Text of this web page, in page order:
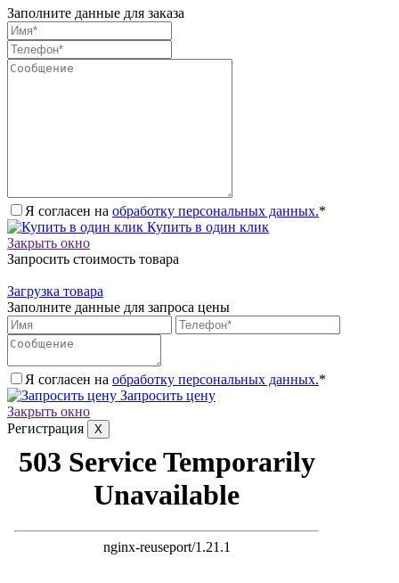
Заполните данные для заказа
Я согласен на обработку персональных данных.*
Купить в один клик
Закрыть окно
Запросить стоимость товара
Загрузка товара
Заполните данные для запроса цены
Я согласен на обработку персональных данных.*
Запросить цену
Закрыть окно
Регистрация
X